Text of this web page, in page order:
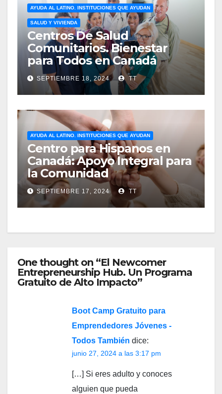
AYUDA AL LATINO. INSTITUCIONES QUE AYUDAN
SALUD Y VIVIENDA
Centros De Salud
Comunitarios. Bienestar
para Todos en Canadá
SEPTIEMBRE 18, 2024 TT
AYUDA AL LATINO. INSTITUCIONES QUE AYUDAN
Centro para Hispanos en
Canadá: Apoyo Integral para
la Comunidad
SEPTIEMBRE 17, 2024 TT
One thought on “El Newcomer
Entrepreneurship Hub. Un Programa
Gratuito de Alto Impacto”
Boot Camp Gratuito para
Emprendedores Jóvenes -
Todos También dice:
junio 27, 2024 a las 3:17 pm
[…] Si eres adulto y conoces
alguien que pueda